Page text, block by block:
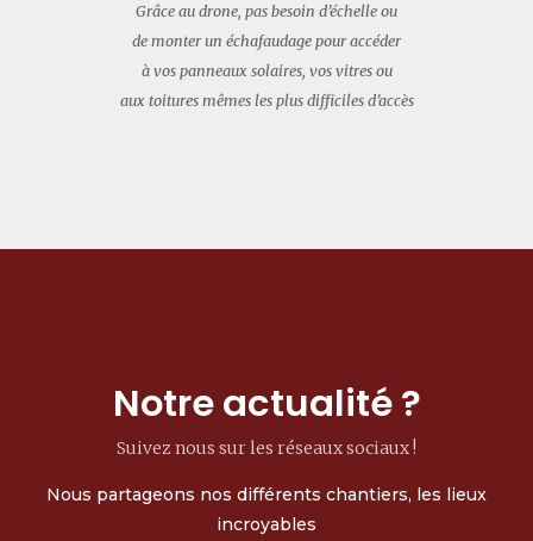
Grâce au drone, pas besoin d’échelle ou
de monter un échafaudage pour accéder
à vos panneaux solaires, vos vitres ou
aux toitures mêmes les plus difficiles d’accès
Notre actualité ?
Suivez nous sur les réseaux sociaux !
Nous partageons nos différents chantiers, les lieux
incroyables